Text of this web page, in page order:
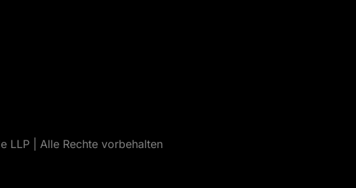
LLP | Alle Rechte vorbehalten